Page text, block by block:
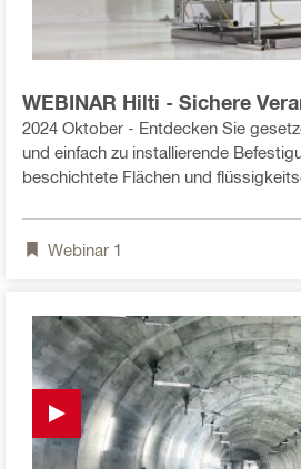
WEBINAR Hilti - Sichere
WHG-Flächen
2024 Oktober - Entdecken Sie
und einfach zu installierende
beschichtete Flächen und
Webinar 1